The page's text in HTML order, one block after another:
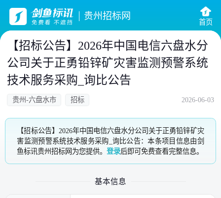
贵州招标网
首页
【招标公告】2026年中国电信六盘水分
公司关于正勇铅锌矿灾害监测预警系统
技术服务采购_询比公告
贵州-六盘水市 招标 2026-06-03
【招标公告】2026年中国电信六盘水分公司关于正勇铅锌矿灾
害监测预警系统技术服务采购_询比公告：本条项目信息由剑
鱼标讯贵州招标网为您提供。登录后即可免费查看完整信息。
基本信息